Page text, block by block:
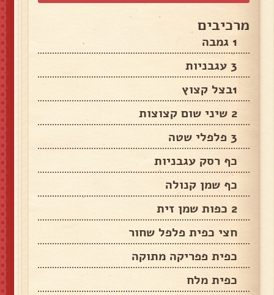
מרכיבים
1 גמבה
3 עגבניות
1בצל קצוץ
2 שיני שום קצוצות
3 פלפלי שטה
כף רסק עגבניות
כף שמן קנולה
2 כפות שמן זית
חצי כפית פלפל שחור
כפית פפריקה מתוקה
כפית מלח